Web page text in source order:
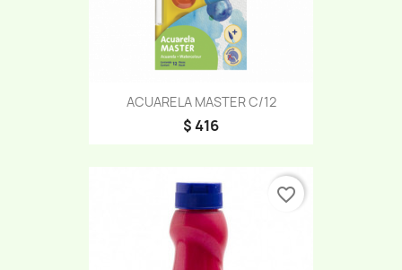
ACUARELA MASTER C/12
$ 416
favorite_border